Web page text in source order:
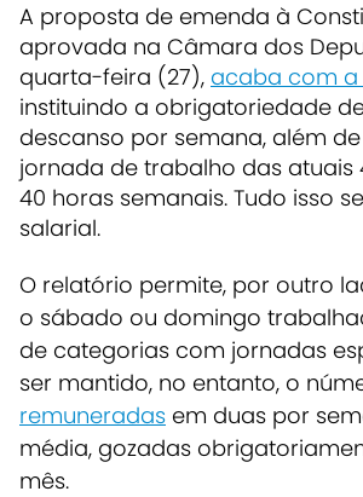
A proposta de emenda à
aprovada na Câmara dos
quarta-feira (27), acaba com a
instituindo a obrigatoriedade
descanso por semana, além
jornada de trabalho das atuais
40 horas semanais. Tudo isso
salarial.
O relatório permite, por outro
o sábado ou domingo
de categorias com jornadas
ser mantido, no entanto, o
remuneradas em duas por
média, gozadas
mês.